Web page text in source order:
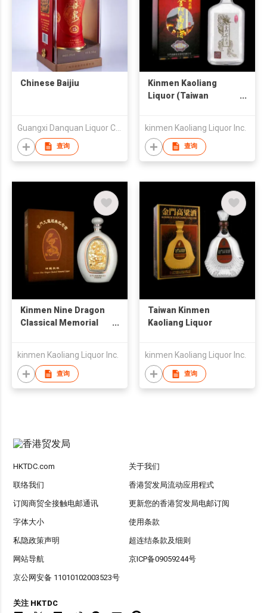
Chinese Baijiu
查询
Kinmen Kaoliang
Liquor (Taiwan
kinmen Kaoliang Liquor Inc.
查询
Kinmen Nine Dragon
Classical Memorial
kinmen Kaoliang Liquor Inc.
查询
Taiwan Kinmen
Kaoliang Liquor
kinmen Kaoliang Liquor Inc.
查询
HKTDC.com 关于我们
联络我们 香港贸发局流动应用程式
订阅商贸全接触电邮通讯 更新您的香港贸发局电邮订阅
字体大小 使用条款
私隐政策声明 超连结条款及细则
网站导航 京ICP备09059244号
京公网安备 11010102003523号
关注 HKTDC